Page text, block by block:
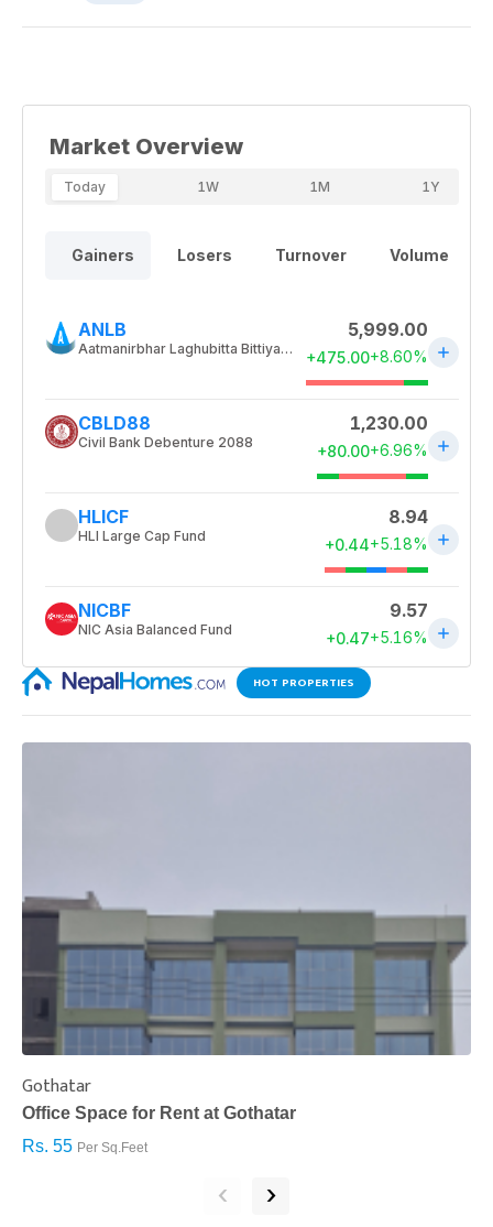
HOT PROPERTIES
Gothatar
Office Space for Rent at Gothatar
Rs. 55 Per Sq.Feet
‹ ›